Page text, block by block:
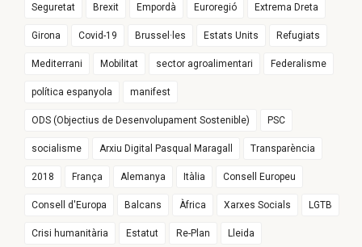
Seguretat Brexit Empordà Euroregió Extrema Dreta
Girona Covid-19 Brussel·les Estats Units Refugiats
Mediterrani Mobilitat sector agroalimentari Federalisme
política espanyola manifest
ODS (Objectius de Desenvolupament Sostenible) PSC
socialisme Arxiu Digital Pasqual Maragall Transparència
2018 França Alemanya Itàlia Consell Europeu
Consell d'Europa Balcans Àfrica Xarxes Socials LGTB
Crisi humanitària Estatut Re-Plan Lleida